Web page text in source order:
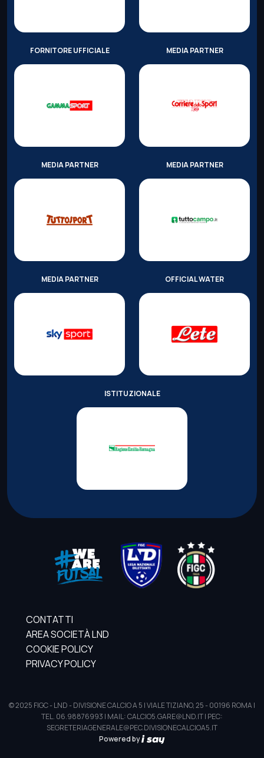
FORNITORE UFFICIALE MEDIA PARTNER
MEDIA PARTNER MEDIA PARTNER
MEDIA PARTNER OFFICIAL WATER
ISTITUZIONALE
CONTATTI
AREA SOCIETÀ LND
COOKIE POLICY
PRIVACY POLICY
© 2025 FIGC - LND - DIVISIONE CALCIO A 5 | VIALE TIZIANO, 25 - 00196 ROMA |
TEL. 06.98876993 | MAIL: CALCIO5.GARE@LND.IT | PEC:
SEGRETERIAGENERALE@PEC.DIVISIONECALCIOA5.IT
Powered by